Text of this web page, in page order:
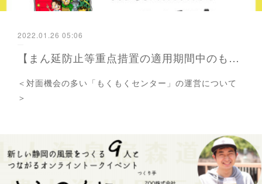
2022.01.26 05:06
【まん延防止等重点措置の適用期間中のもくもくセンターの運営について】
＜対面機会の多い「もくもくセンター」の運営について
＞